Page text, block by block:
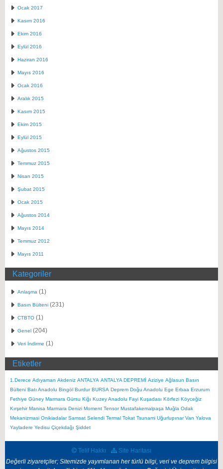
Ocak 2017
Kasım 2016
Ekim 2016
Eylül 2016
Haziran 2016
Mayıs 2016
Ocak 2016
Aralık 2015
Kasım 2015
Ekim 2015
Eylül 2015
Ağustos 2015
Temmuz 2015
Nisan 2015
Şubat 2015
Ocak 2015
Ağustos 2014
Mayıs 2014
Temmuz 2012
Mayıs 2011
Kategoriler
Anlaşma (1)
Basın Bülteni (231)
CTBTO (1)
Genel (204)
Veri İndirme (1)
Etiketler
1.Derece Adıyaman Akdeniz ANTALYA ANTALYA DEPREMİ Aziziye Ağlasun Basın
Bülteni Batı Anadolu Bingöl Burdur BURSA Deprem Doğu Anadolu Ege Erbaa Erzurum
Fethiye Güney Marmara Gürsu Kiğı Kuzey Anadolu Fayi Kuşadası Körfezi Köyceğiz
Kırşehir Manisa Marmara Denizi Moment Tensor Mustafakemalpaşa Muğla Odak
Mekanizmasi Onikiadalar Samsat Selendi Termal Tokat Tsunami Uğurlupınar Van Yalova
Yayladere Yedisu Çiçekdağı Şiddet
Telif Hakkı
Site Haritası
Değerli ziyaretçiler; Sitemizde yayımlanan her türlü bilgi, veri ve deprem bilgisi